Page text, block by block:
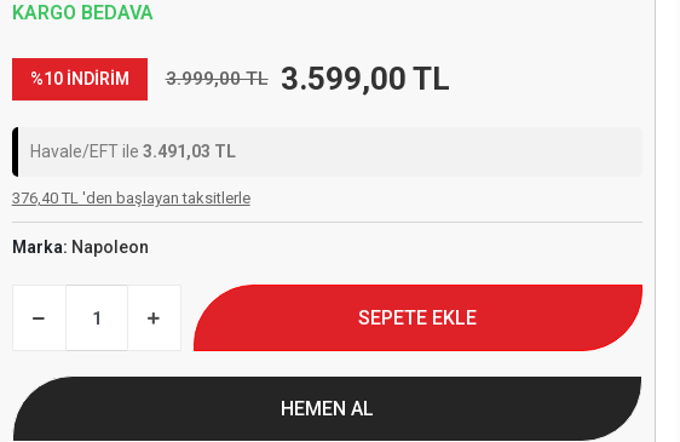
KARGO BEDAVA
%10 İNDİRİM 3.999,00 TL 3.599,00 TL
Havale/EFT ile 3.491,03 TL
376,40 TL 'den başlayan taksitlerle
Marka: Napoleon
SEPETE EKLE
HEMEN AL